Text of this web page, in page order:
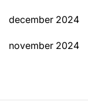
december 2024
november 2024